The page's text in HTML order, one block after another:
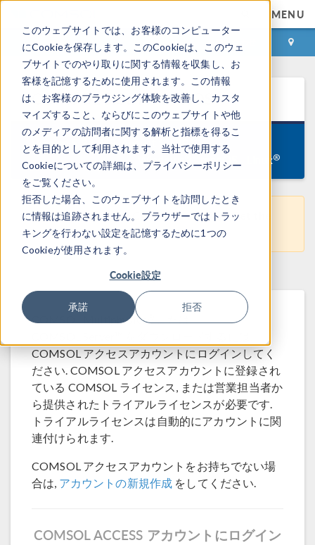
このウェブサイトでは、お客様のコンピューター
にCookieを保存します。このCookieは、このウェ
ブサイトでのやり取りに関する情報を収集し、お
客様を記憶するために使用されます。この情報
は、お客様のブラウジング体験を改善し、カスタ
マイズすること、ならびにこのウェブサイトや他
のメディアの訪問者に関する解析と指標を得るこ
とを目的として利用されます。当社で使用する
Cookieについての詳細は、プライバシーポリシー
をご覧ください。
拒否した場合、このウェブサイトを訪問したとき
に情報は追跡されません。ブラウザーではトラッ
キングを行わない設定を記憶するために1つの
Cookieが使用されます。
Cookie設定
承諾 拒否
MENU
ログイン お問い合わせ
COMSOL5.3aformacOS
Version 5.3.1.348, August 14, 2018
Windows
macOS Linux®
This is not the latest COMSOL version. Get the
most recent versionhere.
COMSOL Multiphysics または
COMSOL アクセスアカウントにログインしてく
ださい. COMSOL アクセスアカウントに登録され
ている COMSOL ライセンス, または営業担当者か
ら提供されたトライアルライセンスが必要です.
トライアルライセンスは自動的にアカウントに関
連付けられます.
COMSOL アクセスアカウントをお持ちでない場
合は, アカウントの新規作成 をしてください.
COMSOL ACCESS アカウントにログイン